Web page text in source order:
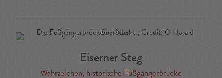
Eiserner Steg
Wahrzeichen, historische Fußgängerbrücke